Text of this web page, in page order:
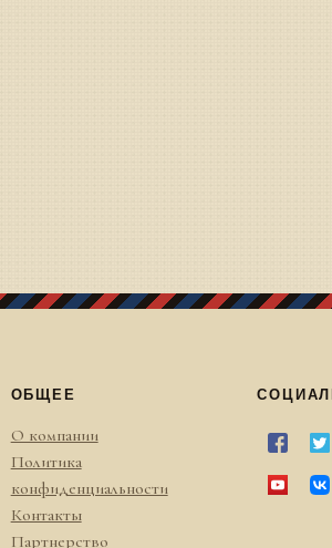
ОБЩЕЕ
О компании
Политика
конфиденциальности
Контакты
Партнерство